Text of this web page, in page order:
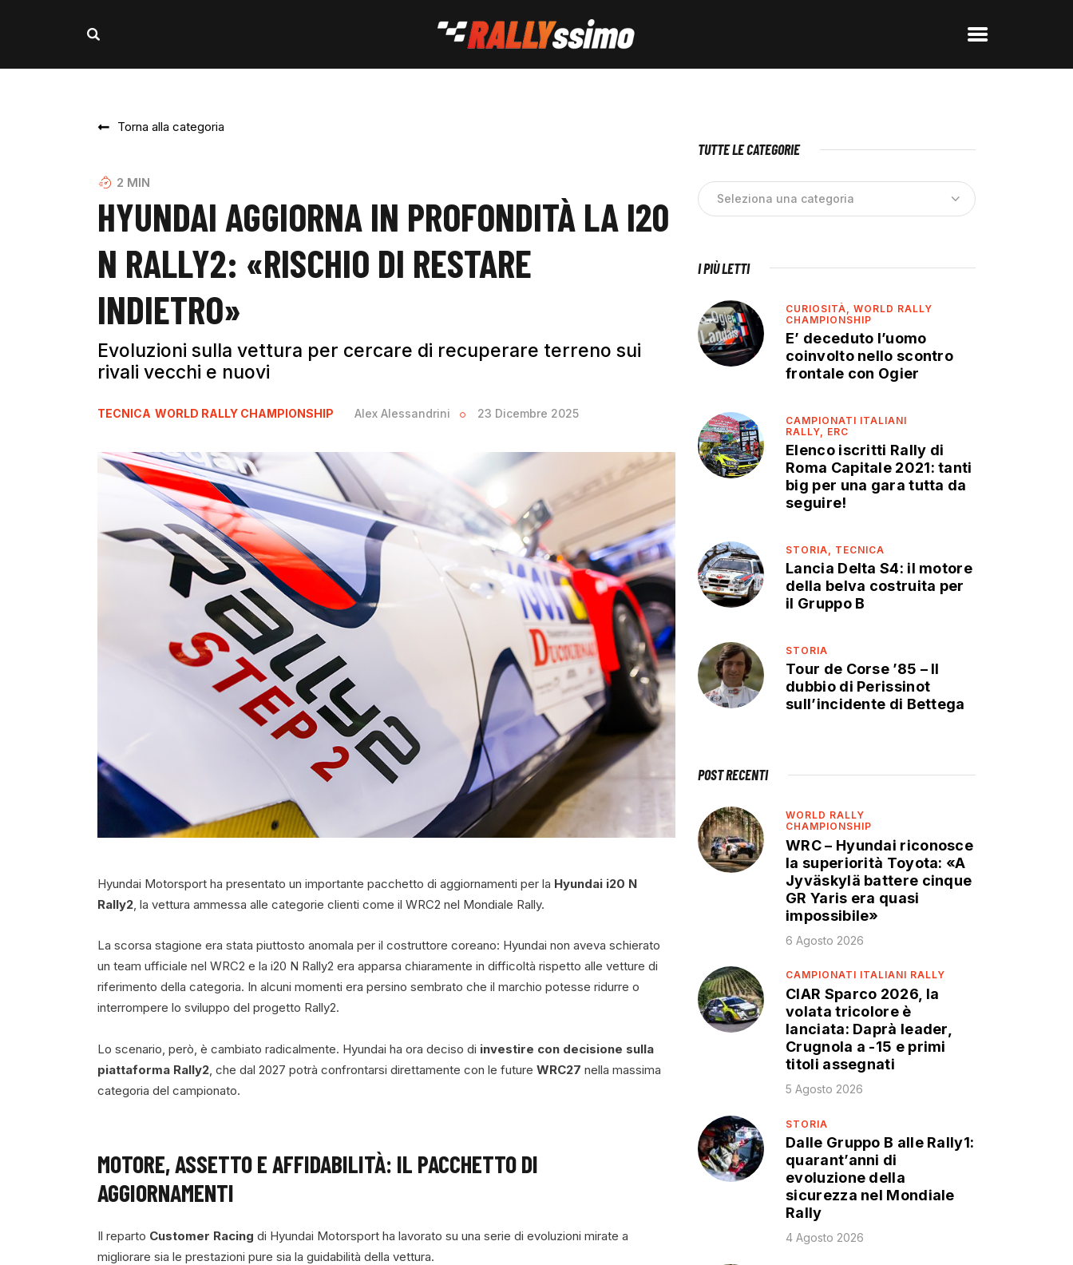
Torna alla categoria
2 MIN
HYUNDAI AGGIORNA IN PROFONDITÀ LA I20
N RALLY2: «RISCHIO DI RESTARE
INDIETRO»
Evoluzioni sulla vettura per cercare di recuperare terreno sui
rivali vecchi e nuovi
TECNICA WORLD RALLY CHAMPIONSHIP Alex Alessandrini 23 Dicembre 2025
Hyundai Motorsport ha presentato un importante pacchetto di aggiornamenti per la Hyundai i20 N
Rally2, la vettura ammessa alle categorie clienti come il WRC2 nel Mondiale Rally.
La scorsa stagione era stata piuttosto anomala per il costruttore coreano: Hyundai non aveva schierato
un team ufficiale nel WRC2 e la i20 N Rally2 era apparsa chiaramente in difficoltà rispetto alle vetture di
riferimento della categoria. In alcuni momenti era persino sembrato che il marchio potesse ridurre o
interrompere lo sviluppo del progetto Rally2.
Lo scenario, però, è cambiato radicalmente. Hyundai ha ora deciso di investire con decisione sulla
piattaforma Rally2, che dal 2027 potrà confrontarsi direttamente con le future WRC27 nella massima
categoria del campionato.
MOTORE, ASSETTO E AFFIDABILITÀ: IL PACCHETTO DI
AGGIORNAMENTI
Il reparto Customer Racing di Hyundai Motorsport ha lavorato su una serie di evoluzioni mirate a
migliorare sia le prestazioni pure sia la guidabilità della vettura.
TUTTE LE CATEGORIE
I PIÙ LETTI
CURIOSITÀ,WORLD RALLY
CHAMPIONSHIP
E’ deceduto l’uomo
coinvolto nello scontro
frontale con Ogier
CAMPIONATI ITALIANI
RALLY, ERC
Elenco iscritti Rally di
Roma Capitale 2021: tanti
big per una gara tutta da
seguire!
STORIA, TECNICA
Lancia Delta S4: il motore
della belva costruita per
il Gruppo B
STORIA
Tour de Corse ’85 – Il
dubbio di Perissinot
sull’incidente di Bettega
POST RECENTI
WORLD RALLY
CHAMPIONSHIP
WRC – Hyundai riconosce
la superiorità Toyota: «A
Jyväskylä battere cinque
GR Yaris era quasi
impossibile»
6 Agosto 2026
CAMPIONATI ITALIANI RALLY
CIAR Sparco 2026, la
volata tricolore è
lanciata: Daprà leader,
Crugnola a -15 e primi
titoli assegnati
5 Agosto 2026
STORIA
Dalle Gruppo B alle Rally1:
quarant’anni di
evoluzione della
sicurezza nel Mondiale
Rally
4 Agosto 2026